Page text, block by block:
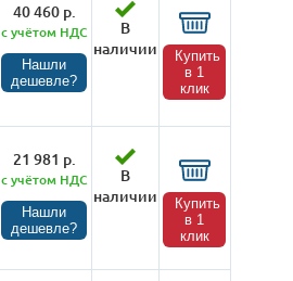
40 460 р.
с учётом НДС
Нашли
дешевле?
В
наличии
Купить
в 1
клик
21 981 р.
с учётом НДС
Нашли
дешевле?
В
наличии
Купить
в 1
клик